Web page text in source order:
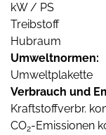
kW / PS
Treibstoff
Hubraum
Umweltnormen:
Umweltplakette
Verbrauch und
Kraftstoffverbr.
CO2-Emissionen